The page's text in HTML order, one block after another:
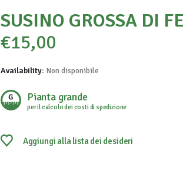
SUSINO GROSSA DI
€15,00
Availability: Non disponibile
Pianta grande
per il calcolo dei costi di spedizione
Aggiungi alla lista dei desideri